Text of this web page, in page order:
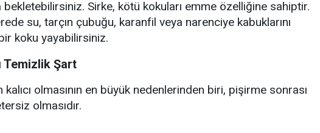
Sirke, kötü kokuları emme özelliğine sahiptir.
su, tarçın çubuğu, karanfil veya narenciye kabuklarını
koku yayabilirsiniz.
Temizlik Şart
kalıcı olmasının en büyük nedenlerinden biri, pişirme sonrası
olmasıdır.